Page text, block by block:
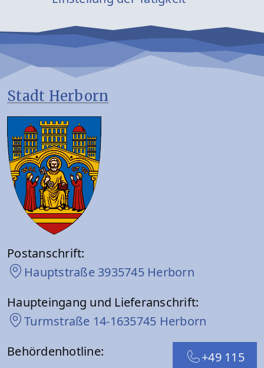
Stadt Herborn
Postanschrift:
Hauptstraße 3935745 Herborn
Haupteingang und Lieferanschrift:
Turmstraße 14-1635745 Herborn
Behördenhotline:
+49 115